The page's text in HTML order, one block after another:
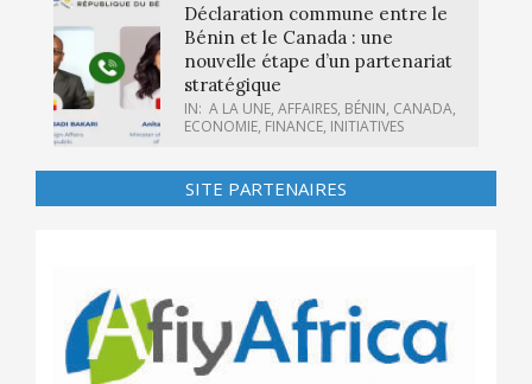
Déclaration commune entre le
Bénin et le Canada : une
nouvelle étape d’un partenariat
stratégique
IN: A LA UNE, AFFAIRES, BÉNIN, CANADA,
ECONOMIE, FINANCE, INITIATIVES
SITE PARTENAIRES